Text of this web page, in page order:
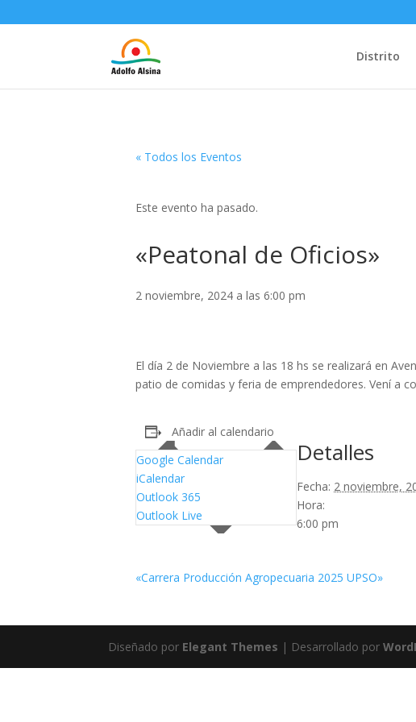
Distrito
« Todos los Eventos
Este evento ha pasado.
«Peatonal de Oficios»
2 noviembre, 2024 a las 6:00 pm
El día 2 de Noviembre a las 18 hs se realizará en
patio de comidas y feria de emprendedores. Vení a
Añadir al calendario
Google Calendar
iCalendar
Outlook 365
Outlook Live
Detalles
Fecha: 2 noviembre,
Hora:
6:00 pm
«Carrera Producción Agropecuaria 2025 UPSO»
Diseñado por Elegant Themes | Desarrollado por